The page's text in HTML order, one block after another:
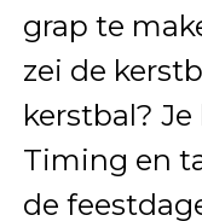
grap te
zei de
kerstbal?
Timing en
de